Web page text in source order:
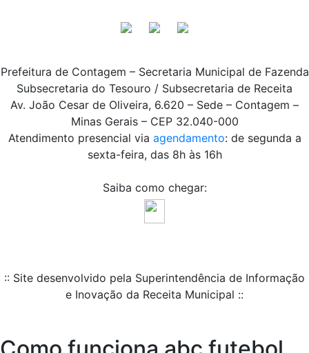
Prefeitura de Contagem – Secretaria Municipal de Fazenda
Subsecretaria do Tesouro / Subsecretaria de Receita
Av. João Cesar de Oliveira, 6.620 – Sede – Contagem –
Minas Gerais – CEP 32.040-000
Atendimento presencial via agendamento: de segunda a
sexta-feira, das 8h às 16h
Saiba como chegar:
:: Site desenvolvido pela Superintendência de Informação
e Inovação da Receita Municipal ::